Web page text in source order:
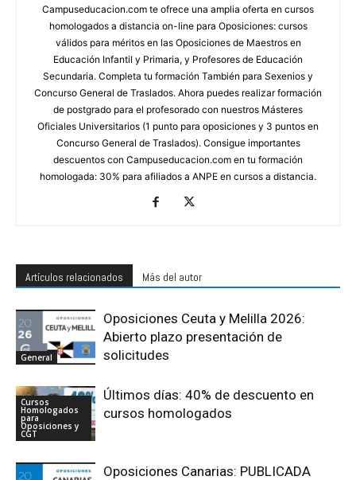
Campuseducacion.com te ofrece una amplia oferta en cursos
homologados a distancia on-line para Oposiciones: cursos
válidos para méritos en las Oposiciones de Maestros en
Educación Infantil y Primaria, y Profesores de Educación
Secundaria. Completa tu formación También para Sexenios y
Concurso General de Traslados. Ahora puedes realizar formación
de postgrado para el profesorado con nuestros Másteres
Oficiales Universitarios (1 punto para oposiciones y 3 puntos en
Concurso General de Traslados). Consigue importantes
descuentos con Campuseducacion.com en tu formación
homologada: 30% para afiliados a ANPE en cursos a distancia.
Artículos relacionados Más del autor
General
Oposiciones Ceuta y Melilla 2026:
Abierto plazo presentación de
solicitudes
Cursos
Homologados
para
Oposiciones y
CGT
Últimos días: 40% de descuento en
cursos homologados
Oposiciones Canarias: PUBLICADA